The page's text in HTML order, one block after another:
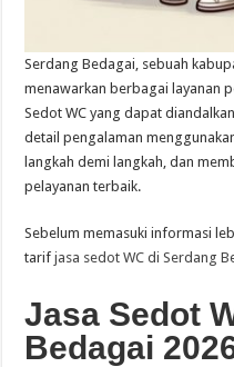
Serdang Bedagai, sebuah
menawarkan berbagai layanan
Sedot WC yang dapat
detail pengalaman
langkah demi langkah, dan
pelayanan terbaik.
Sebelum memasuki informasi
tarifjasa sedot WC di Serdang
Jasa Sedot
Bedagai